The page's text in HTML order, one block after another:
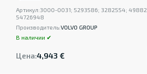
Артикул:3000-0031; 5293586; 3282554;
54726948
Производитель:VOLVO GROUP
В наличии ✔
Цена:4,943 €